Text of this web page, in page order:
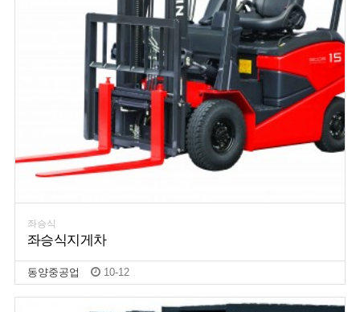
좌승식
좌승식지게차
동양중공업 10-12